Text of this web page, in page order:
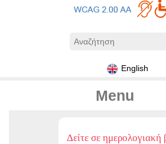
English
Menu
Δείτε σε ημερολογιακή